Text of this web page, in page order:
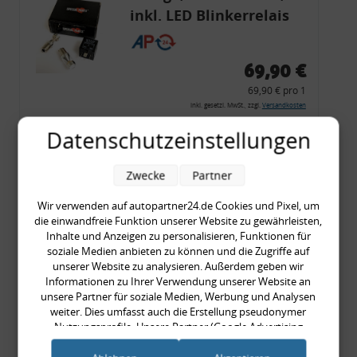
inkl. LED Blinkerrelais
CF 14
69,90 €
69,90 € pro 1
inkl. gesetzl. MwSt., zzgl. Versandkosten
Merkzettel
Rückleuchtenband mit
Blinker, rot, US-Ecken,
Audi 80 Cabrio, Typ 89,
OE-Nr.: 8G0945225 +
8G0945225C
999,99 €
Datenschutzeinstellungen
Wir verwenden auf autopartner24.de Cookies und Pixel, um
die einwandfreie Funktion unserer Website zu gewährleisten,
Inhalte und Anzeigen zu personalisieren, Funktionen für
soziale Medien anbieten zu können und die Zugriffe auf
unserer Website zu analysieren. Außerdem geben wir
Informationen zu Ihrer Verwendung unserer Website an
unsere Partner für soziale Medien, Werbung und Analysen
weiter. Dies umfasst auch die Erstellung pseudonymer
Nutzungsprofile. Unsere Partner (Google Advertising
Products) führen diese Informationen möglicherweise mit
Zwecke Partner